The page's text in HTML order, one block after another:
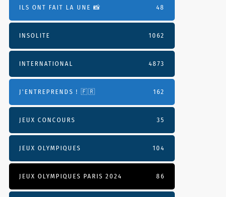
ILS ONT FAIT LA UNE 📸 48
INSOLITE 1062
INTERNATIONAL 4873
J'ENTREPRENDS ! 🇫🇷 162
JEUX CONCOURS 35
JEUX OLYMPIQUES 104
JEUX OLYMPIQUES PARIS 2024 86